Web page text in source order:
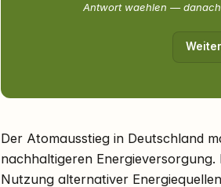
Antwort waehlen —
Der Atomausstieg in Deutschland
nachhaltigeren
Nutzung alternativer